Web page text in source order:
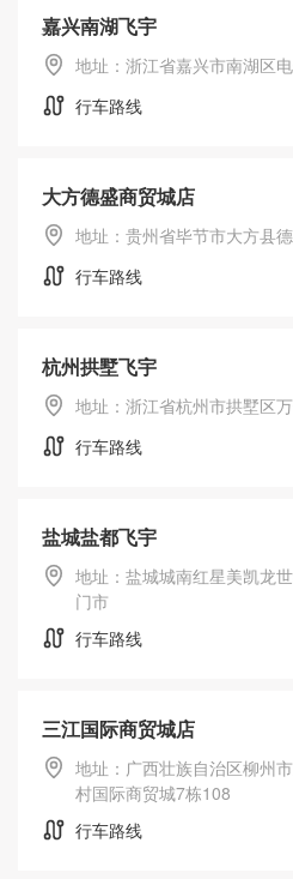
嘉兴南湖飞宇
地址：浙江省嘉兴市南湖区
行车路线
大方德盛商贸城店
地址：贵州省毕节市大方县
行车路线
杭州拱墅飞宇
地址：浙江省杭州市拱墅区
行车路线
盐城盐都飞宇
地址：盐城城南红星美凯龙
门市
行车路线
三江国际商贸城店
地址：广西壮族自治区柳州
村国际商贸城7栋108
行车路线